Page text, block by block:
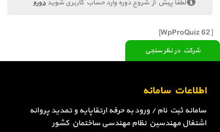
شرکت در نظر سنجی
لطفا پیش از شروع دوره وارد حساب کاربری شویددوره
[WpProQuiz 62]
اطلاعات سامانه
سامانه ثبت نام / ورود به حرفه ارتقاپایه و تمدید پروانه
اشتغال مهندسین نظام مهندسی ساختمان کشور